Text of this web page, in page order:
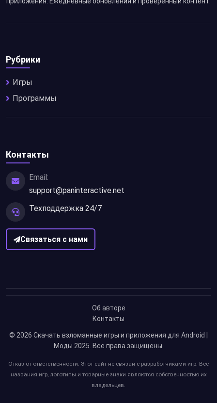
Рубрики
Игры
Программы
Контакты
Email:
support@paninteractive.net
Техподдержка 24/7
Связаться с нами
Об авторе
Контакты
© 2026 Скачать взломанные игры и приложения для Android |
Моды 2025. Все права защищены.
Отказ от ответственности: Этот сайт не связан с разработчиками игр. Все
названия игр, логотипы и товарные знаки являются собственностью их
владельцев.